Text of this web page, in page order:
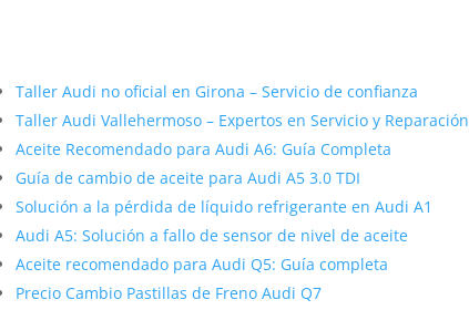
Taller Audi no oficial en Girona – Servicio de confianza
Taller Audi Vallehermoso – Expertos en Servicio y Reparación
Aceite Recomendado para Audi A6: Guía Completa
Guía de cambio de aceite para Audi A5 3.0 TDI
Solución a la pérdida de líquido refrigerante en Audi A1
Audi A5: Solución a fallo de sensor de nivel de aceite
Aceite recomendado para Audi Q5: Guía completa
Precio Cambio Pastillas de Freno Audi Q7